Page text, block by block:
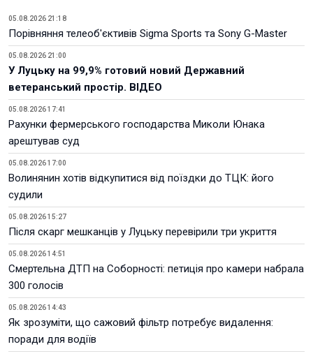
05.08.2026 21:18
Порівняння телеоб'єктивів Sigma Sports та Sony G-Master
05.08.2026 21:00
У Луцьку на 99,9% готовий новий Державний
ветеранський простір. ВІДЕО
05.08.2026 17:41
Рахунки фермерського господарства Миколи Юнака
арештував суд
05.08.2026 17:00
Волинянин хотів відкупитися від поїздки до ТЦК: його
судили
05.08.2026 15:27
Після скарг мешканців у Луцьку перевірили три укриття
05.08.2026 14:51
Смертельна ДТП на Соборності: петиція про камери набрала
300 голосів
05.08.2026 14:43
Як зрозуміти, що сажовий фільтр потребує видалення:
поради для водіїв